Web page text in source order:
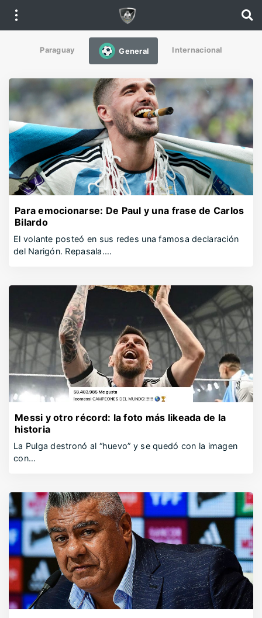
Paraguay General Internacional
Para emocionarse: De Paul y una frase de Carlos
Bilardo
El volante posteó en sus redes una famosa declaración
del Narigón. Repasala.…
Messi y otro récord: la foto más likeada de la
historia
La Pulga destronó al “huevo” y se quedó con la imagen
con…